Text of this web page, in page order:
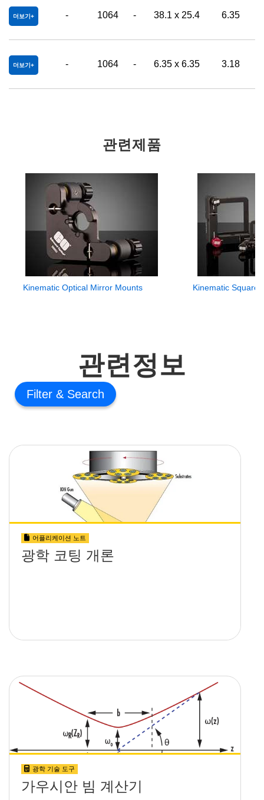
더보기 - 1064 - 38.1 x 25.4 6.35
더보기 - 1064 - 6.35 x 6.35 3.18
관련제품
Kinematic Optical Mirror Mounts Kinematic Square
관련정보
Filter
어플리케이션 노트
광학 코팅 개론
광학 기술 도구
가우시안 빔 계산기